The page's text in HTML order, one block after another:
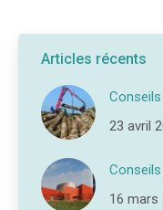
Articles récents
23 avril
16 mars